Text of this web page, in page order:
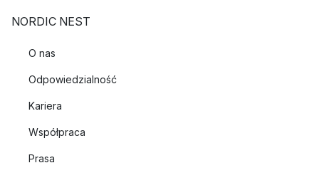
NORDIC NEST
O nas
Odpowiedzialność
Kariera
Współpraca
Prasa